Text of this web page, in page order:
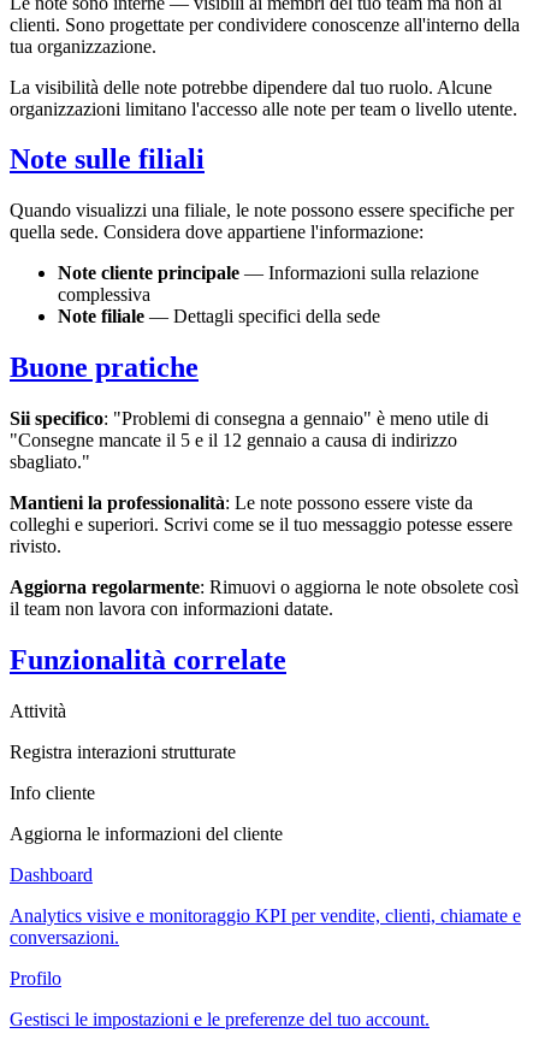
clienti. Sono progettate per condividere conoscenze all'interno della
tua organizzazione.
La visibilità delle note potrebbe dipendere dal tuo ruolo. Alcune
organizzazioni limitano l'accesso alle note per team o livello utente.
Note sulle filiali
Quando visualizzi una filiale, le note possono essere specifiche per
quella sede. Considera dove appartiene l'informazione:
Note cliente principale — Informazioni sulla relazione
complessiva
Note filiale — Dettagli specifici della sede
Buone pratiche
Sii specifico: "Problemi di consegna a gennaio" è meno utile di
"Consegne mancate il 5 e il 12 gennaio a causa di indirizzo
sbagliato."
Mantieni la professionalità: Le note possono essere viste da
colleghi e superiori. Scrivi come se il tuo messaggio potesse essere
rivisto.
Aggiorna regolarmente: Rimuovi o aggiorna le note obsolete così
il team non lavora con informazioni datate.
Funzionalità correlate
Attività
Registra interazioni strutturate
Info cliente
Aggiorna le informazioni del cliente
Dashboard
Analytics visive e monitoraggio KPI per vendite, clienti, chiamate e
conversazioni.
Profilo
Gestisci le impostazioni e le preferenze del tuo account.